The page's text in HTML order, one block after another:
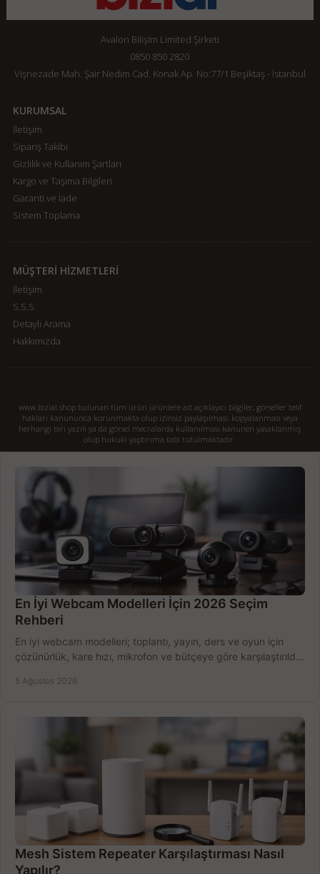
Avalon Bilişim Limited Şirketi
0850 850 2820
Vişnezade Mah. Şair Nedim Cad. Konak Ap. No:77/1 Beşiktaş - İstanbul
KURUMSAL
İletişim
Sipariş Takibi
Gizlilik ve Kullanım Şartları
Kargo ve Taşıma Bilgileri
Garanti ve İade
Sistem Toplama
MÜŞTERİ HİZMETLERİ
İletişim
S.S.S.
Detaylı Arama
Hakkımızda
www.bizial.shop bulunan tüm ürün ürünlere ait açıklayıcı bilgiler, görseller telif
hakları kanununca korunmakta olup izinsiz paylaşılması, kopyalanması veya
herhangi biri yazılı ya da görsel mecralarda kullanılması kanunen yasaklanmış
olup hukuki yaptırıma tabi tutulmaktadır.
En İyi Webcam Modelleri İçin 2026 Seçim
Rehberi
En iyi webcam modelleri; toplantı, yayın, ders ve oyun için
çözünürlük, kare hızı, mikrofon ve bütçeye göre karşılaştırıldı.
5 Ağustos 2026
Mesh Sistem Repeater Karşılaştırması Nasıl
Yapılır?